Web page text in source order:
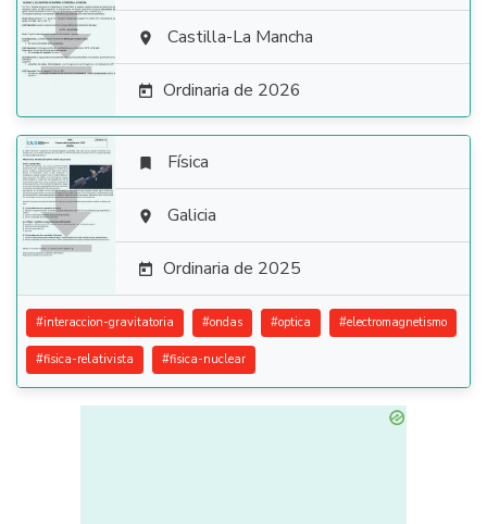
  Castilla-La Mancha
 Ordinaria de 2026

 Física
 Galicia
 Ordinaria de 2025
#interaccion-gravitatoria #ondas #optica #electromagnetismo
#fisica-relativista #fisica-nuclear